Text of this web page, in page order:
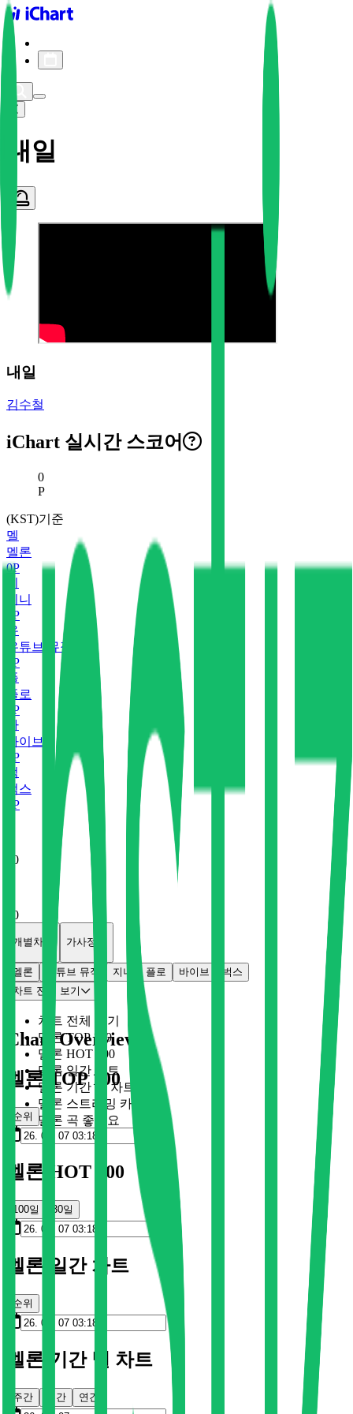
iChart logo
내일
내일
김수철
iChart 실시간 스코어
현재 스코어
0
P
(KST)기준
멜
멜론
0P
지니
P
유
유튜브 뮤직
P
플
플로
P
바
바이브
P
벅
벅스
P
0
0
개별차트 가사정보
멜론 유튜브 뮤직 지니 플로 바이브
벅스
차트 전체 보기
차트 전체 보기
멜론 TOP 100
멜론 HOT 100
멜론 일간 차트
멜론 기간 별 차트
멜론 스트리밍 카드
멜론 곡 좋아요
Chart Overview
멜론 TOP 100
순위
멜론 HOT 100
100일 30일
멜론 일간 차트
순위
멜론 기간 별 차트
주간 월간 연간